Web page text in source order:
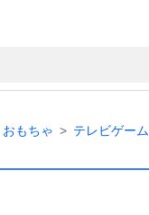
もちゃ テレビゲーム